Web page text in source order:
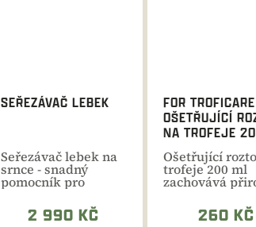
SEŘEZÁVAČ LEBEK
Seřezávač lebek na
srnce - snadný
pomocník pro
úpravu trofeje.
2 990 KČ
FOR TROFICARE
OŠETŘUJÍCÍ
NA TROFEJE
Ošetřující
trofeje 200 ml
zachovává
vzhled paroží,
nemění...260 KČ